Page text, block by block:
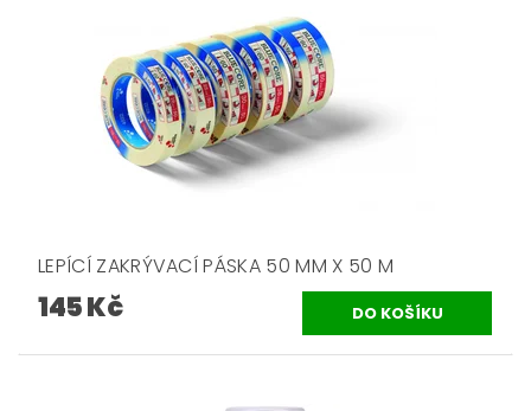
LEPÍCÍ ZAKRÝVACÍ PÁSKA 50 MM X 50 M
145 Kč